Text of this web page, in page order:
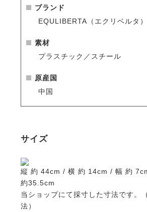
ブランド
EQULIBERTA（エクリベルタ）
素材
プラスチック／スチール
原産国
中国
サイズ
縦 約 44cm / 横 約 14cm / 幅 約
約35.5cm
当ショップにて採寸した寸法です。
法）